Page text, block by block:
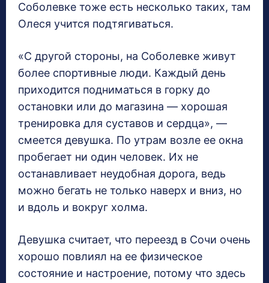
Соболевке тоже есть несколько таких, там
Олеся учится подтягиваться.
«С другой стороны, на Соболевке живут
более спортивные люди. Каждый день
приходится подниматься в горку до
остановки или до магазина — хорошая
тренировка для суставов и сердца», —
смеется девушка. По утрам возле ее окна
пробегает ни один человек. Их не
останавливает неудобная дорога, ведь
можно бегать не только наверх и вниз, но
и вдоль и вокруг холма.
Девушка считает, что переезд в Сочи очень
хорошо повлиял на ее физическое
состояние и настроение, потому что здесь